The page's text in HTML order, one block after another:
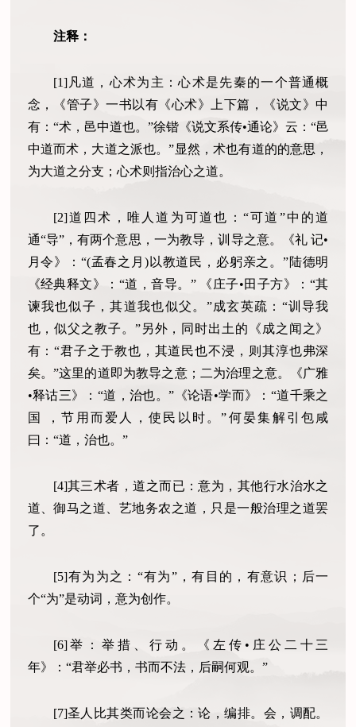
注释：
[1]凡道，心术为主：心术是先秦的一个普通概
念，《管子》一书以有《心术》上下篇，《说文》中
有：“术，邑中道也。”徐锴《说文系传•通论》云：“邑
中道而术，大道之派也。”显然，术也有道的的意思，
为大道之分支；心术则指治心之道。
[2]道四术，唯人道为可道也：“可道”中的道
通“导”，有两个意思，一为教导，训导之意。《礼 记•
月令》：“(孟春之月)以教道民，必躬亲之。”陆德明
《经典释文》：“道，音导。” 《庄子•田子方》：“其
谏我也似子，其道我也似父。”成玄英疏：“训导我
也，似父之教子。”另外，同时出土的《成之闻之》
有：“君子之于教也，其道民也不浸，则其淳也弗深
矣。”这里的道即为教导之意；二为治理之意。《广雅
•释诂三》：“道，治也。”《论语•学而》：“道千乘之
国 ，节用而爱人，使民以时。”何晏集解引包咸
曰：“道，治也。”
[4]其三术者，道之而已：意为，其他行水治水之
道、御马之道、艺地务农之道，只是一般治理之道罢
了。
[5]有为为之：“有为”，有目的，有意识；后一
个“为”是动词，意为创作。
[6]举：举措、行动。《左传•庄公二十三
年》：“君举必书，书而不法，后嗣何观。”
[7]圣人比其类而论会之：论，编排。会，调配。